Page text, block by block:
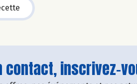
contact, inscrivez-